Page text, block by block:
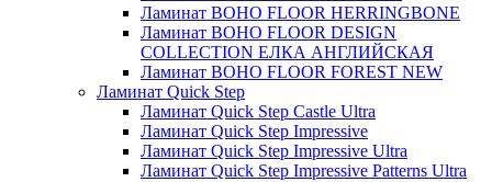
Ламинат BOHO FLOOR HERRINGBONE
Ламинат BOHO FLOOR DESIGN
COLLECTION ЕЛКА АНГЛИЙСКАЯ
Ламинат BOHO FLOOR FOREST NEW
Ламинат Quick Step
Ламинат Quick Step Castle Ultra
Ламинат Quick Step Impressive
Ламинат Quick Step Impressive Ultra
Ламинат Quick Step Impressive Patterns Ultra